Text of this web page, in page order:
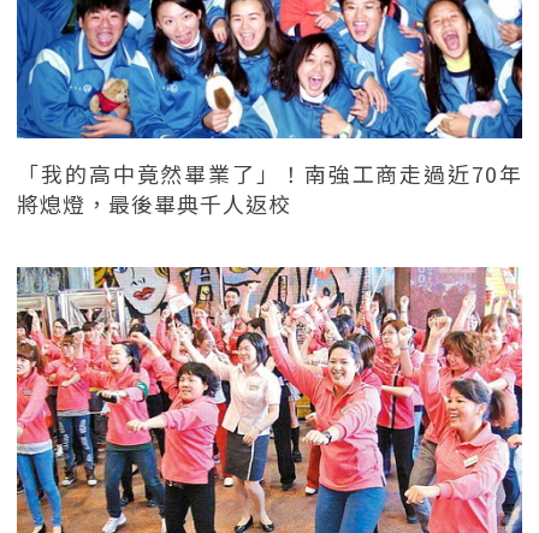
「我的高中竟然畢業了」！南強工商走過近70年
將熄燈，最後畢典千人返校